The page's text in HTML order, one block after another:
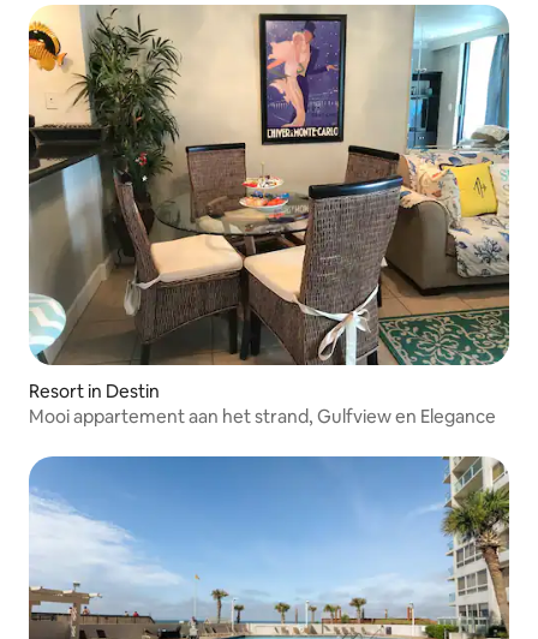
Resort in Destin
Mooi appartement aan het strand, Gulfview en Elegance